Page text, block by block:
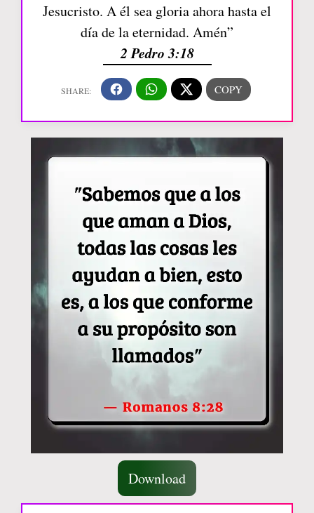
Jesucristo. A él sea gloria ahora hasta el
día de la eternidad. Amén”
2 Pedro 3:18
Download